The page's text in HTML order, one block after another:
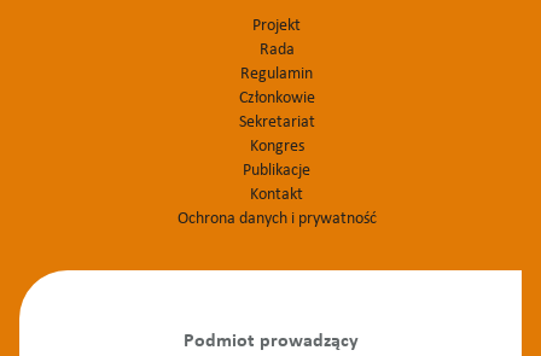
Projekt
Rada
Regulamin
Członkowie
Sekretariat
Kongres
Publikacje
Kontakt
Ochrona danych i prywatność
Podmiot prowadzący